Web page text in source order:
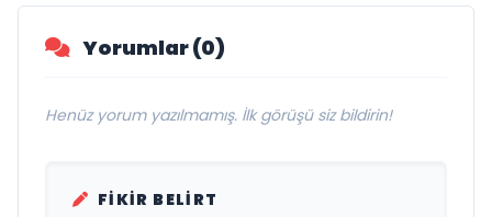
Yorumlar (0)
Henüz yorum yazılmamış. İlk görüşü siz bildirin!
FIKIR BELIRT